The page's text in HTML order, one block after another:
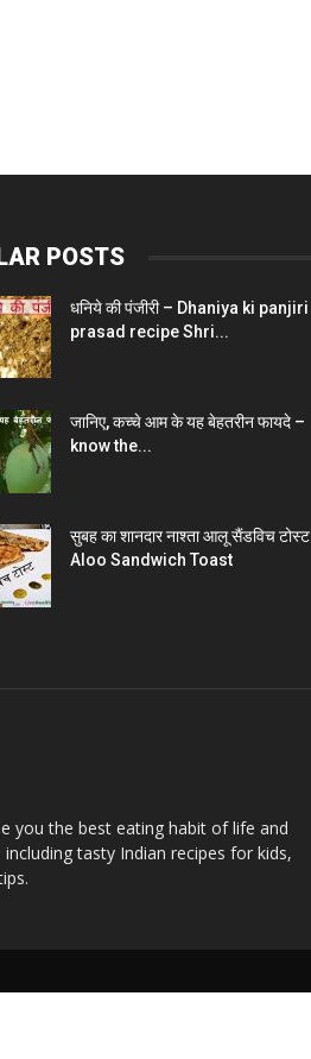
POSTS
धनिये की पंजीरी – Dhaniya ki panjiri
prasad recipe Shri...
जानिए, कच्चे आम के यह बेहतरीन फायदे –
know the...
सुबह का शानदार नाश्ता आलू सैंडविच टोस्ट
Aloo Sandwich Toast
you the best eating habit of life and
tasty Indian recipes for kids,